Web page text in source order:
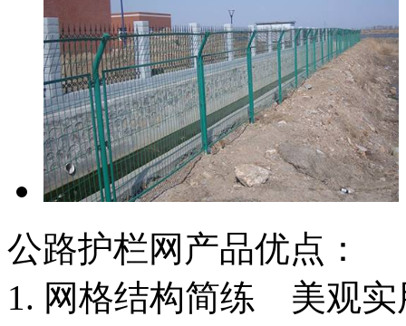
公路护栏网产品优点：
1. 网格结构简练 美观实